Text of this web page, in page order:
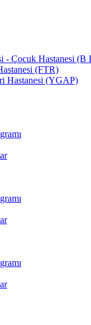
- Çocuk Hastanesi (B
(FTR)
Hastanesi (YGAP)